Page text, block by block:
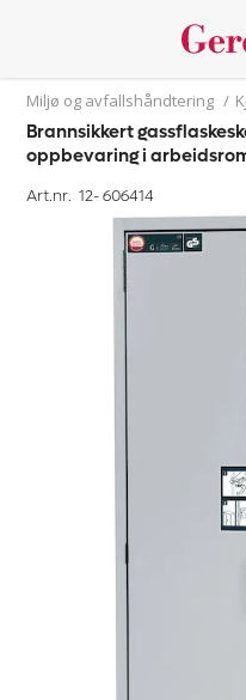
Miljø og avfallshåndtering /
Brannsikkert
oppbevaring i
Art.nr. 12-606414